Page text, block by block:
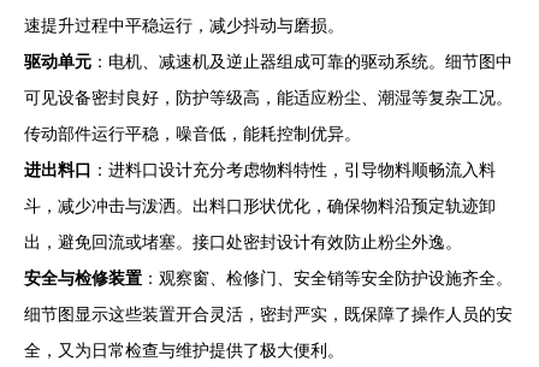
速提升过程中平稳运行，减少抖动与磨损。
驱动单元 ：电机、减速机及逆止器组成可靠的驱动系统。细节图中
可见设备密封良好，防护等级高，能适应粉尘、潮湿等复杂工况。
传动部件运行平稳，噪音低，能耗控制优异。
进出料口 ：进料口设计充分考虑物料特性，引导物料顺畅流入料
斗，减少冲击与泼洒。出料口形状优化，确保物料沿预定轨迹卸
出，避免回流或堵塞。接口处密封设计有效防止粉尘外逸。
安全与检修装置 ：观察窗、检修门、安全销等安全防护设施齐全。
细节图显示这些装置开合灵活，密封严实，既保障了操作人员的安
全，又为日常检查与维护提供了极大便利。